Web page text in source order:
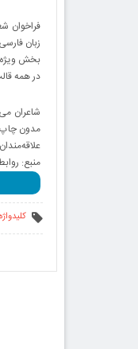
فراخوان
زبان
در همه
مدون چاپ
علاقه‌مندان
منبع: